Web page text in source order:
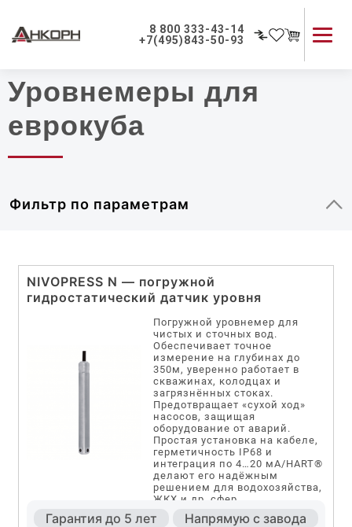
8 800 333-43-14
+7(495)843-50-93
Главная| Каталог
Уровнемеры для
еврокуба
Фильтр по параметрам
NIVOPRESS N — погружной
гидростатический датчик уровня
Погружной уровнемер для
чистых и сточных вод.
Обеспечивает точное
измерение на глубинах до
350м, уверенно работает в
скважинах, колодцах и
загрязнённых стоках.
Предотвращает «сухой ход»
насосов, защищая
оборудование от аварий.
Простая установка на кабеле,
герметичность IP68 и
интеграция по 4…20 мА/HART®
делают его надёжным
решением для водохозяйства,
ЖКХ и др. сфер
промышленноститей.
Гарантия до 5 лет
Напрямую с завода